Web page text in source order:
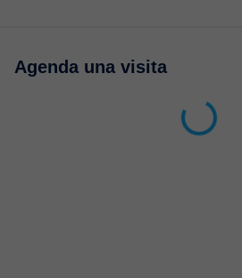
Agenda una visita